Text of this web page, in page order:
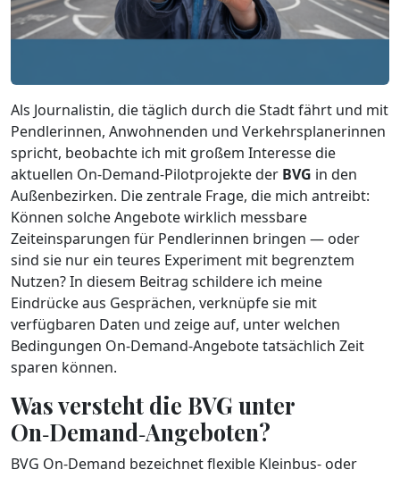
Als Journalistin, die täglich durch die Stadt fährt und mit
Pendlerinnen, Anwohnenden und Verkehrsplanerinnen
spricht, beobachte ich mit großem Interesse die
aktuellen On‑Demand‑Pilotprojekte der BVG in den
Außenbezirken. Die zentrale Frage, die mich antreibt:
Können solche Angebote wirklich messbare
Zeiteinsparungen für Pendlerinnen bringen — oder
sind sie nur ein teures Experiment mit begrenztem
Nutzen? In diesem Beitrag schildere ich meine
Eindrücke aus Gesprächen, verknüpfe sie mit
verfügbaren Daten und zeige auf, unter welchen
Bedingungen On‑Demand-Angebote tatsächlich Zeit
sparen können.
Was versteht die BVG unter
On‑Demand‑Angeboten?
BVG On‑Demand bezeichnet flexible Kleinbus‑ oder